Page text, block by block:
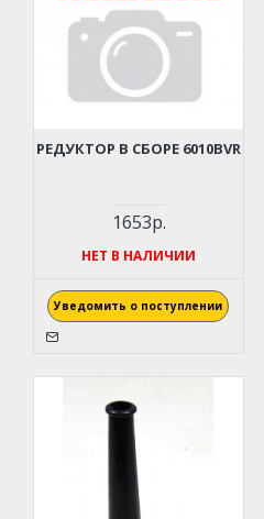
РЕДУКТОР В СБОРЕ 6010BVR
1653р.
НЕТ В НАЛИЧИИ
Уведомить о поступлении